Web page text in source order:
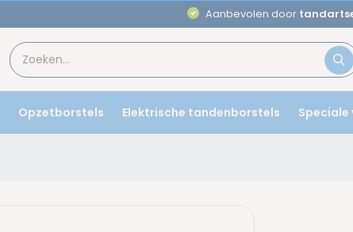
Aanbevolen door
Opzetborstels Elektrische tandenborstels Speciale